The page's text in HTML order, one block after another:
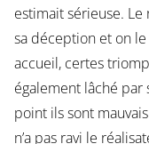
estimait sérieuse.
sa déception et on
accueil, certes
également lâché
point ils sont
n’a pas ravi le